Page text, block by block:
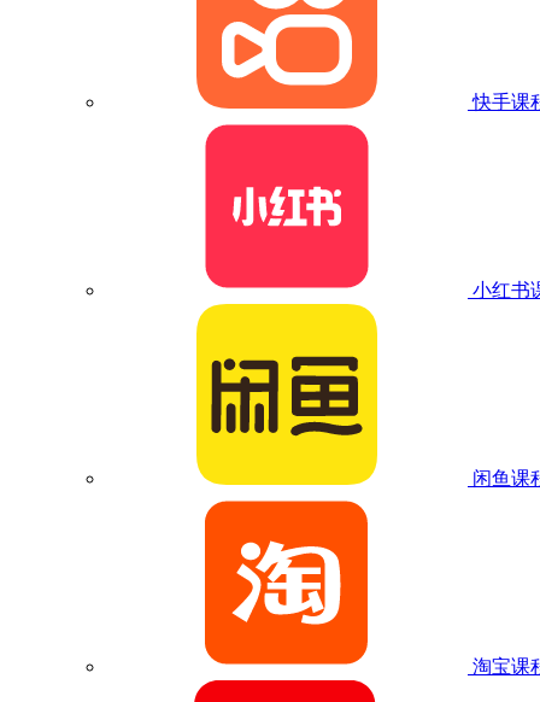
快手课
小红书
闲鱼课
淘宝课